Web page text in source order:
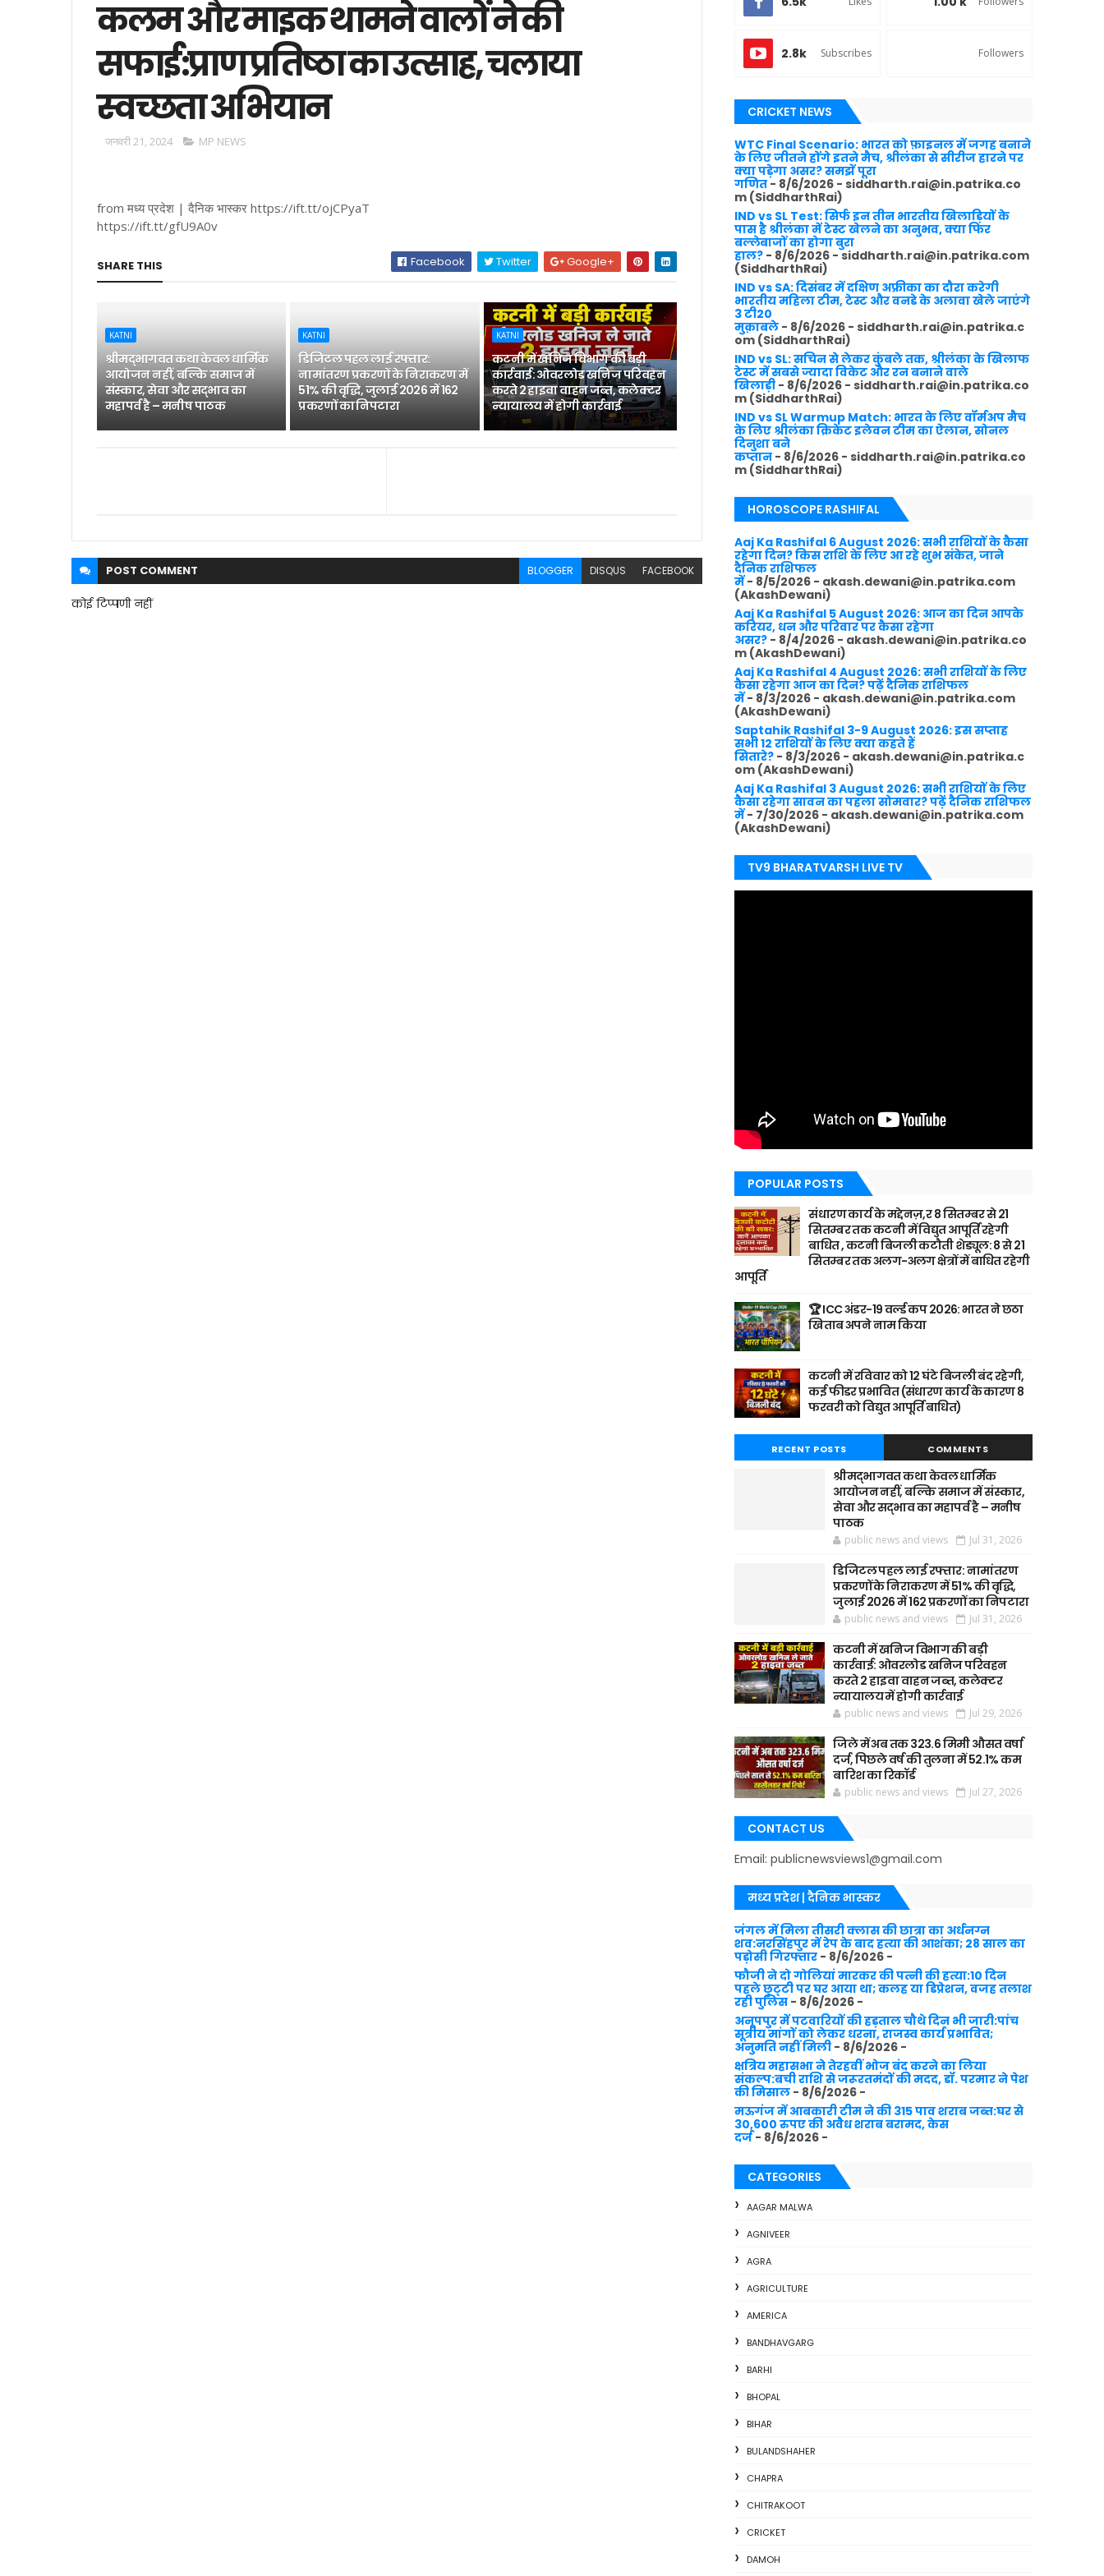
कलम और माइक थामने वालों ने की
सफाई:प्राण प्रतिष्ठा का उत्साह, चलाया
स्वच्छता अभियान
जनवरी 21, 2024 MP NEWS
from मध्य प्रदेश | दैनिक भास्कर https://ift.tt/ojCPyaT
https://ift.tt/gfU9A0v
SHARE THIS Facebook Twitter Google+
KATNI
श्रीमद्भागवत कथा केवल धार्मिक
आयोजन नहीं, बल्कि समाज में
संस्कार, सेवा और सद्भाव का
महापर्व है – मनीष पाठक
KATNI
डिजिटल पहल लाई रफ्तार:
नामांतरण प्रकरणों के निराकरण में
51% की वृद्धि, जुलाई 2026 में 162
प्रकरणों का निपटारा
KATNI
कटनी में खनिज विभाग की बड़ी
कार्रवाई: ओवरलोड खनिज परिवहन
करते 2 हाइवा वाहन जब्त, कलेक्टर
न्यायालय में होगी कार्रवाई
POST COMMENT BLOGGER DISQUS FACEBOOK
कोई टिप्पणी नहीं
2.8k Subscribes Followers
CRICKET NEWS
WTC Final Scenario: भारत को फ़ाइनल में जगह बनाने
के लिए जीतने होंगे इतने मैच, श्रीलंका से सीरीज हारने पर
क्या पड़ेगा असर? समझें पूरा
गणित- 8/6/2026 - siddharth.rai@in.patrika.co
m (SiddharthRai)
IND vs SL Test: सिर्फ इन तीन भारतीय खिलाड़ियों के
पास है श्रीलंका में टेस्ट खेलने का अनुभव, क्या फिर
बल्लेबाजों का होगा बुरा
हाल? - 8/6/2026 - siddharth.rai@in.patrika.com
(SiddharthRai)
IND vs SA: दिसंबर में दक्षिण अफ्रीका का दौरा करेगी
भारतीय महिला टीम, टेस्ट और वनडे के अलावा खेले जाएंगे
3 टी20
मुक़ाबले - 8/6/2026 - siddharth.rai@in.patrika.c
om (SiddharthRai)
IND vs SL: सचिन से लेकर कुंबले तक, श्रीलंका के खिलाफ
टेस्ट में सबसे ज्यादा विकेट और रन बनाने वाले
खिलाड़ी - 8/6/2026 - siddharth.rai@in.patrika.co
m (SiddharthRai)
IND vs SL Warmup Match: भारत के लिए वॉर्मअप मैच
के लिए श्रीलंका क्रिकेट इलेवन टीम का ऐलान, सोनल
दिनुशा बने
कप्तान - 8/6/2026 - siddharth.rai@in.patrika.co
m (SiddharthRai)
HOROSCOPE RASHIFAL
Aaj Ka Rashifal 6 August 2026: सभी राशियों के कैसा
रहेगा दिन? किस राशि के लिए आ रहे शुभ संकेत, जाने
दैनिक राशिफल
में- 8/5/2026 - akash.dewani@in.patrika.com
(AkashDewani)
Aaj Ka Rashifal 5 August 2026: आज का दिन आपके
करियर, धन और परिवार पर कैसा रहेगा
असर? - 8/4/2026 - akash.dewani@in.patrika.co
m (AkashDewani)
Aaj Ka Rashifal 4 August 2026: सभी राशियों के लिए
कैसा रहेगा आज का दिन? पढ़ें दैनिक राशिफल
में- 8/3/2026 - akash.dewani@in.patrika.com
(AkashDewani)
Saptahik Rashifal 3-9 August 2026: इस सप्ताह
सभी 12 राशियों के लिए क्या कहते हैं
सितारे? - 8/3/2026 - akash.dewani@in.patrika.c
om (AkashDewani)
Aaj Ka Rashifal 3 August 2026: सभी राशियों के लिए
कैसा रहेगा सावन का पहला सोमवार? पढ़ें दैनिक राशिफल
में- 7/30/2026 - akash.dewani@in.patrika.com
(AkashDewani)
TV9 BHARATVARSH LIVE TV
POPULAR POSTS
संधारण कार्य के मद्देनज़,र 8 सितम्बर से 21
सितम्बर तक कटनी में विद्युत आपूर्ति रहेगी
बाधित , कटनी बिजली कटौती शेड्यूल: 8 से 21
सितम्बर तक अलग-अलग क्षेत्रों में बाधित रहेगी
आपूर्ति
🏆 ICC अंडर-19 वर्ल्ड कप 2026: भारत ने छठा
खिताब अपने नाम किया
कटनी में रविवार को 12 घंटे बिजली बंद रहेगी,
कई फीडर प्रभावित (संधारण कार्य के कारण 8
फरवरी को विद्युत आपूर्ति बाधित)
RECENT POSTS COMMENTS
श्रीमद्भागवत कथा केवल धार्मिक
आयोजन नहीं, बल्कि समाज में संस्कार,
सेवा और सद्भाव का महापर्व है – मनीष
पाठक
public news and views Jul 31, 2026
डिजिटल पहल लाई रफ्तार: नामांतरण
प्रकरणों के निराकरण में 51% की वृद्धि,
जुलाई 2026 में 162 प्रकरणों का निपटारा
public news and views Jul 31, 2026
कटनी में खनिज विभाग की बड़ी
कार्रवाई: ओवरलोड खनिज परिवहन
करते 2 हाइवा वाहन जब्त, कलेक्टर
न्यायालय में होगी कार्रवाई
public news and views Jul 29, 2026
जिले में अब तक 323.6 मिमी औसत वर्षा
दर्ज, पिछले वर्ष की तुलना में 52.1% कम
बारिश का रिकॉर्ड
public news and views Jul 27, 2026
CONTACT US
Email: publicnewsviews1@gmail.com
मध्य प्रदेश | दैनिक भास्कर
जंगल में मिला तीसरी क्लास की छात्रा का अर्धनग्न
शव:नरसिंहपुर में रेप के बाद हत्या की आशंका; 28 साल का
पड़ोसी गिरफ्तार - 8/6/2026 -
फौजी ने दो गोलियां मारकर की पत्नी की हत्या:10 दिन
पहले छुट्‌टी पर घर आया था; कलह या डिप्रेशन, वजह तलाश
रही पुलिस - 8/6/2026 -
अनूपपुर में पटवारियों की हड़ताल चौथे दिन भी जारी:पांच
सूत्रीय मांगों को लेकर धरना, राजस्व कार्य प्रभावित;
अनुमति नहीं मिली - 8/6/2026 -
क्षत्रिय महासभा ने तेरहवीं भोज बंद करने का लिया
संकल्प:बची राशि से जरूरतमंदों की मदद, डॉ. परमार ने पेश
की मिसाल - 8/6/2026 -
मऊगंज में आबकारी टीम ने की 315 पाव शराब जब्त:घर से
30,600 रुपए की अवैध शराब बरामद, केस
दर्ज- 8/6/2026 -
CATEGORIES
AAGAR MALWA
AGNIVEER
AGRA
AGRICULTURE
AMERICA
BANDHAVGARG
BARHI
BHOPAL
BIHAR
BULANDSHAHER
CHAPRA
CHITRAKOOT
CRICKET
DAMOH